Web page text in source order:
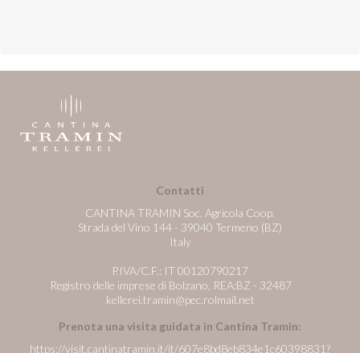
Contatti
CANTINA TRAMIN Soc. Agricola Coop.
Strada del Vino 144 - 39040 Termeno (BZ)
Italy
P.IVA/C.F.: IT 00120790217
Registro delle imprese di Bolzano, REA:BZ - 32487
kellerei.tramin@pec.rolmail.net
Prenota una visita guidata in Cantina Tramin:
https://visit.cantinatramin.it/it/607e8bd8eb834e1c60398831?